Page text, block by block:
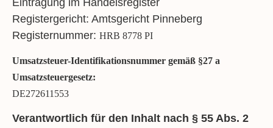
Registergericht: Amtsgericht Pinneberg
Registernummer: HRB 8778 PI
Umsatzsteuer-Identifikationsnummer gemäß §27 a
Umsatzsteuergesetz:
DE272611553
Verantwortlich für den Inhalt nach § 55 Abs. 2